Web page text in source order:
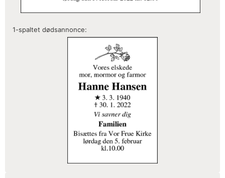
1-spaltet dødsannonce: